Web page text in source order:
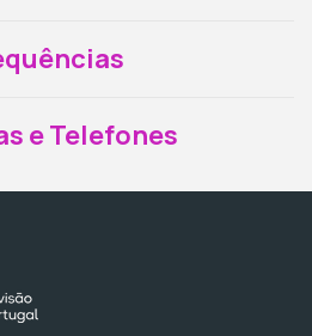
e Telefones